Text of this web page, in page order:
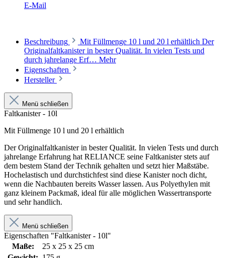
E-Mail
Beschreibung
Mit Füllmenge 10 l und 20 l erhältlich Der
Originalfaltkanister in bester Qualität. In vielen Tests und
durch jahrelange Erf… Mehr
Eigenschaften
Hersteller
Menü schließen
Faltkanister - 10l
Mit Füllmenge 10 l und 20 l erhältlich
Der Originalfaltkanister in bester Qualität. In vielen Tests und durch
jahrelange Erfahrung hat RELIANCE seine Faltkanister stets auf
dem bestem Stand der Technik gehalten und setzt hier Maßstäbe.
Hochelastisch und durchstichfest sind diese Kanister noch dicht,
wenn die Nachbauten bereits Wasser lassen. Aus Polyethylen mit
ganz kleinem Packmaß, ideal für alle möglichen Wassertransporte
und sehr handlich.
Menü schließen
Eigenschaften "Faltkanister - 10l"
Maße:
25 x 25 x 25 cm